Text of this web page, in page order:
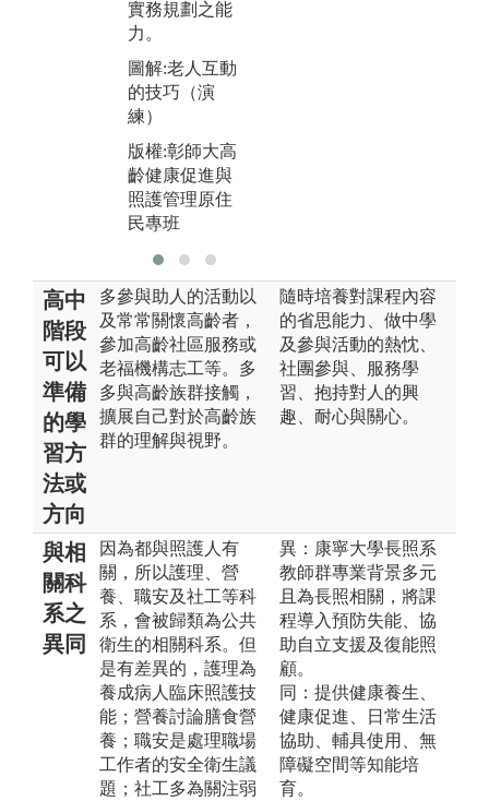
實務規劃之能
力。
圖解:老人互動
的技巧（演
練）
版權:彰師大高
齡健康促進與
照護管理原住
民專班
高中
階段
可以
準備
的學
習方
法或
方向
多參與助人的活動以
及常常關懷高齡者，
參加高齡社區服務或
老福機構志工等。多
多與高齡族群接觸，
擴展自己對於高齡族
群的理解與視野。
隨時培養對課程內容
的省思能力、做中學
及參與活動的熱忱、
社團參與、服務學
習、抱持對人的興
趣、耐心與關心。
與相
關科
系之
異同
因為都與照護人有
關，所以護理、營
養、職安及社工等科
系，會被歸類為公共
衛生的相關科系。但
是有差異的，護理為
養成病人臨床照護技
能；營養討論膳食營
養；職安是處理職場
工作者的安全衛生議
題；社工多為關注弱
異：康寧大學長照系
教師群專業背景多元
且為長照相關，將課
程導入預防失能、協
助自立支援及復能照
顧。
同：提供健康養生、
健康促進、日常生活
協助、輔具使用、無
障礙空間等知能培
育。